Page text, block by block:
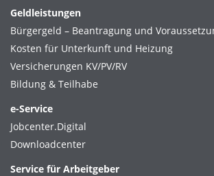
Geldleistungen
Bürgergeld – Beantragung und
Kosten für Unterkunft und Heizung
Versicherungen KV/PV/RV
Bildung & Teilhabe
e-Service
Jobcenter.Digital
Downloadcenter
Service für Arbeitgeber